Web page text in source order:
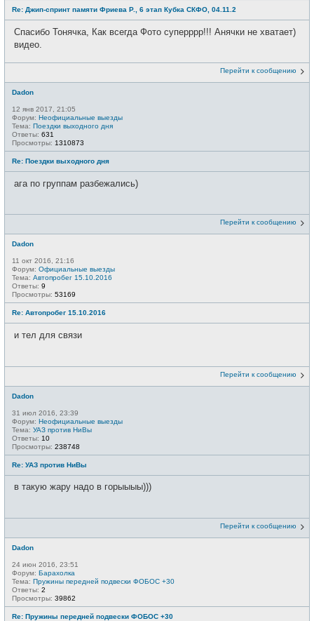
Re: Джип-спринт памяти Фриева Р., 6 этап Кубка СКФО, 04.11.2
Спасибо Тонячка, Как всегда Фото суперррр!!! Анячки не хватает)
видео.
Перейти к сообщению
Dadon
12 янв 2017, 21:05
Форум: Неофициальные выезды
Тема: Поездки выходного дня
Ответы: 631
Просмотры: 1310873
Re: Поездки выходного дня
ага по группам разбежались)
Перейти к сообщению
Dadon
11 окт 2016, 21:16
Форум: Официальные выезды
Тема: Автопробег 15.10.2016
Ответы: 9
Просмотры: 53169
Re: Автопробег 15.10.2016
и тел для связи
Перейти к сообщению
Dadon
31 июл 2016, 23:39
Форум: Неофициальные выезды
Тема: УАЗ против НиВы
Ответы: 10
Просмотры: 238748
Re: УАЗ против НиВы
в такую жару надо в горыыыы)))
Перейти к сообщению
Dadon
24 июн 2016, 23:51
Форум: Барахолка
Тема: Пружины передней подвески ФОБОС +30
Ответы: 2
Просмотры: 39862
Re: Пружины передней подвески ФОБОС +30